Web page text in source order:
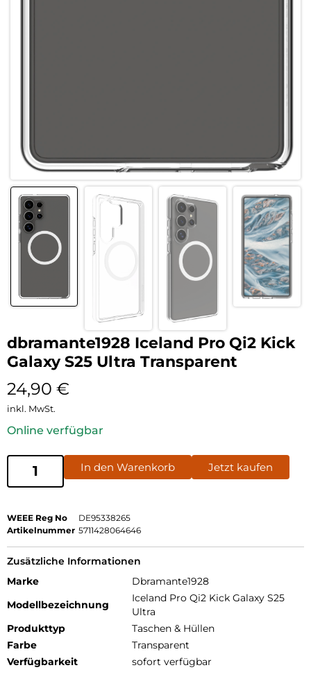
dbramante1928 Iceland Pro Qi2 Kick
Galaxy S25 Ultra Transparent
24,90 €
inkl. MwSt.
Online verfügbar
In den Warenkorb Jetzt kaufen
WEEE Reg No
DE95338265
Artikelnummer 5711428064646
Zusätzliche Informationen
Marke
Dbramante1928
Modellbezeichnung
Iceland Pro Qi2 Kick Galaxy S25
Ultra
Produkttyp
Taschen & Hüllen
Farbe
Transparent
Verfügbarkeit
sofort verfügbar